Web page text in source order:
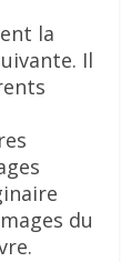
la
Il
du